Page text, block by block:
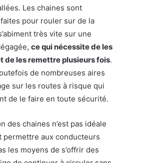
Les chaines sont
faites pour rouler sur de la
très vite sur une
ce qui nécessite de les
de les remettre plusieurs fois.
de nombreuses aires
sur les routes à risque qui
de le faire en toute sécurité.
des chaines n’est pas idéale
permettre aux conducteurs
les moyens de s’offrir des